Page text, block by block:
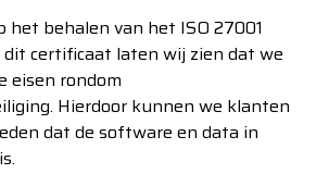
het behalen van het ISO 27001
certificaat laten wij zien dat we
eisen rondom
Hierdoor kunnen we klanten
dat de software en data in